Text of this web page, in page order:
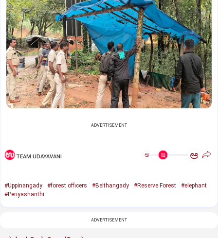
ADVERTISEMENT
TEAM UDAYAVANI ಅ ಅ
#Uppinangady #forest officers #Belthangady #Reserve Forest
#elephant
#Periyashanthi
ADVERTISEMENT